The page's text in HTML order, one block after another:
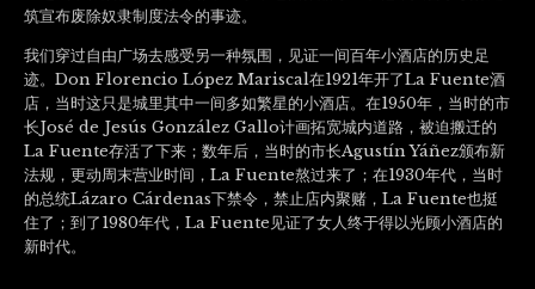
筑宣布废除奴隶制度法令的事迹。
我们穿过自由广场去感受另一种氛围，见证一间百年小酒店的历史足
迹。Don Florencio López Mariscal在1921年开了La Fuente酒
店，当时这只是城里其中一间多如繁星的小酒店。在1950年，当时的市
长José de Jesús González Gallo计画拓宽城内道路，被迫搬迁的
La Fuente存活了下来；数年后，当时的市长Agustín Yáñez颁布新
法规，更动周末营业时间，La Fuente熬过来了；在1930年代，当时
的总统Lázaro Cárdenas下禁令，禁止店内聚赌，La Fuente也挺
住了；到了1980年代，La Fuente见证了女人终于得以光顾小酒店的
新时代。